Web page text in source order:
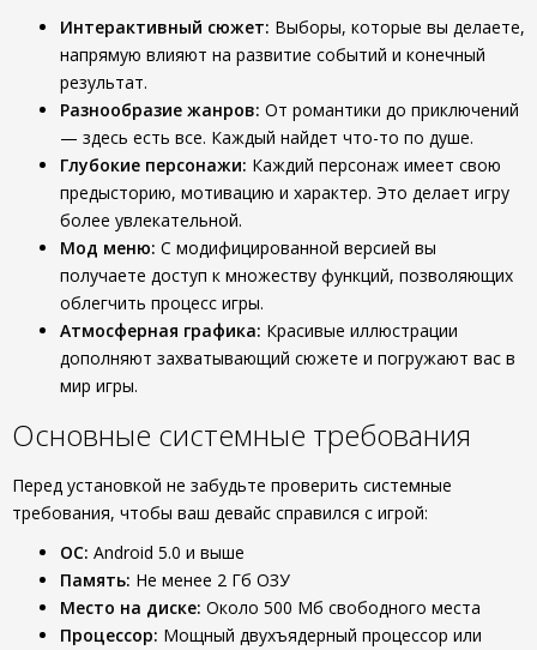
Интерактивный сюжет: Выборы, которые вы делаете,
напрямую влияют на развитие событий и конечный
результат.
Разнообразие жанров: От романтики до приключений
— здесь есть все. Каждый найдет что-то по душе.
Глубокие персонажи: Каждий персонаж имеет свою
предысторию, мотивацию и характер. Это делает игру
более увлекательной.
Мод меню: С модифицированной версией вы
получаете доступ к множеству функций, позволяющих
облегчить процесс игры.
Атмосферная графика: Красивые иллюстрации
дополняют захватывающий сюжете и погружают вас в
мир игры.
Основные системные требования
Перед установкой не забудьте проверить системные
требования, чтобы ваш девайс справился с игрой:
ОС: Android 5.0 и выше
Память: Не менее 2 Гб ОЗУ
Место на диске: Около 500 Мб свободного места
Процессор: Мощный двухъядерный процессор или